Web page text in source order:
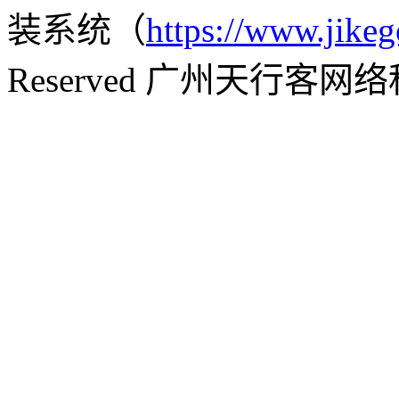
装系统（https://
Reserved 广州天行客网